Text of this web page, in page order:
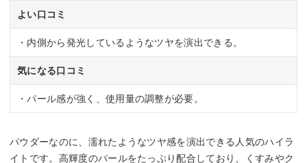
よい口コミ
・内側から発光しているようなツヤを演出できる。
気になる口コミ
・パール感が強く、使用量の調整が必要。
パウダーなのに、濡れたようなツヤ感を演出できる人気のハイラ
イトです。高輝度のパールをたっぷり配合しており、くすみやク